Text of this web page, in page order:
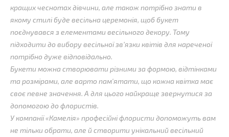
кращих чеснотах дівчини, але також потрібно знати в
якому стилі буде весільна церемонія, щоб букет
поєднувався з елементами весільного декору. Тому
підходити до вибору весільної зв’язки квітів для нареченої
потрібно дуже відповідально.
Букети можна створювати різними за формою, відтінками
та розмірами, але варто пам'ятати, що кожна квітка має
своє певне значення. А для цього найкраще звернутися за
допомогою до флористів.
У компанії «Камелія» професійні флористи допоможуть вам
не тільки обрати, але й створити унікальний весільний